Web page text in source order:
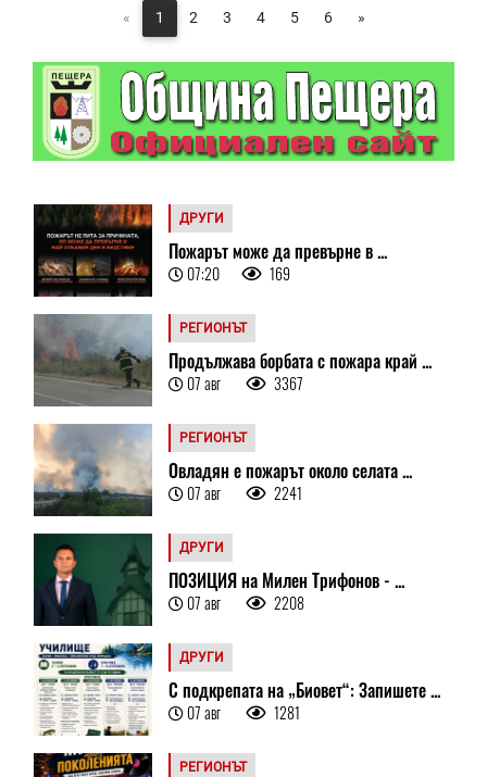
« 1 2 3 4 5 6 »
ДРУГИ
Пожарът може да превърне в ...
07:20 169
РЕГИОНЪТ
Продължава борбата с пожара край ...
07 авг 3367
РЕГИОНЪТ
Овладян е пожарът около селата ...
07 авг 2241
ДРУГИ
ПОЗИЦИЯ на Милен Трифонов - ...
07 авг 2208
ДРУГИ
С подкрепата на „Биовет“: Запишете ...
07 авг 1281
РЕГИОНЪТ